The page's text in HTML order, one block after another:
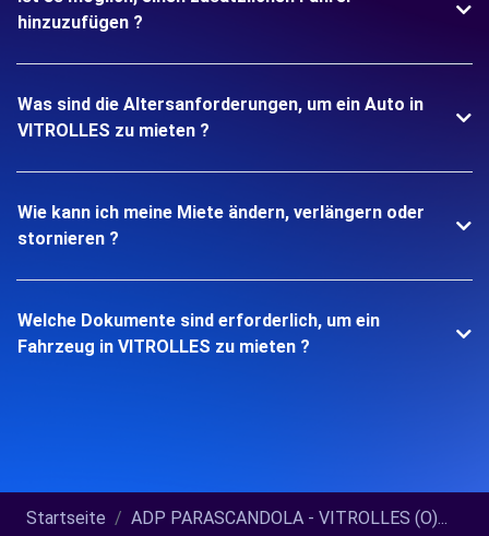
hinzuzufügen ?
Was sind die Altersanforderungen, um ein Auto in
VITROLLES zu mieten ?
Wie kann ich meine Miete ändern, verlängern oder
stornieren ?
Welche Dokumente sind erforderlich, um ein
Fahrzeug in VITROLLES zu mieten ?
Startseite ADP PARASCANDOLA - VITROLLES (O)...